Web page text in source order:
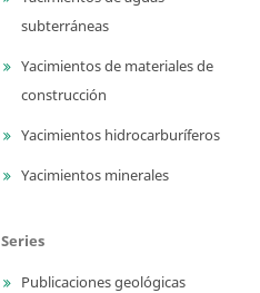
subterráneas
Yacimientos de materiales de
construcción
Yacimientos hidrocarburíferos
Yacimientos minerales
Series
Publicaciones geológicas